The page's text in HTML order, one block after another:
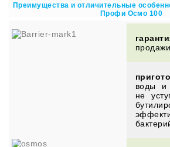
Преимущества и отличительные
Профи Осмо 100
продажи
воды и
не